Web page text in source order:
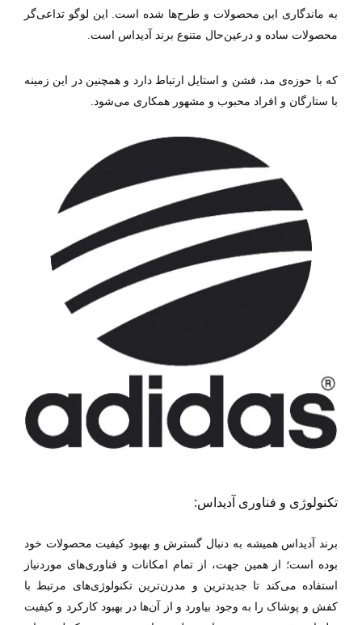
به ماندگاری این محصولات و طرح‌ها شده است. این لوگو تداعی‌گر
محصولات ساده و درعین‌حال متنوع برند آدیداس است.
که با حوزه‌ی مد، فشن و استایل ارتباط دارد و همچنین در این زمینه
با ستارگان و افراد محبوب و مشهور همکاری می‌شود.
تکنولوژی و فناوری آدیداس:
برند آدیداس همیشه به دنبال گسترش و بهبود کیفیت محصولات خود
بوده است؛ از همین جهت، از تمام امکانات و فناوری‌های موردنیاز
استفاده می‌کند تا جدید‌ترین و مدرن‌ترین تکنولوژی‌های مرتبط با
کفش و پوشاک را به وجود بیاورد و از آن‌ها در بهبود کارکرد و کیفیت